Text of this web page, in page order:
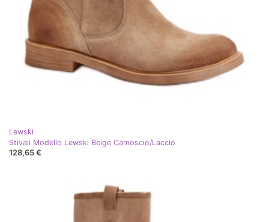
Lewski
Stivali Modello Lewski Beige Camoscio/Laccio
128,65 €